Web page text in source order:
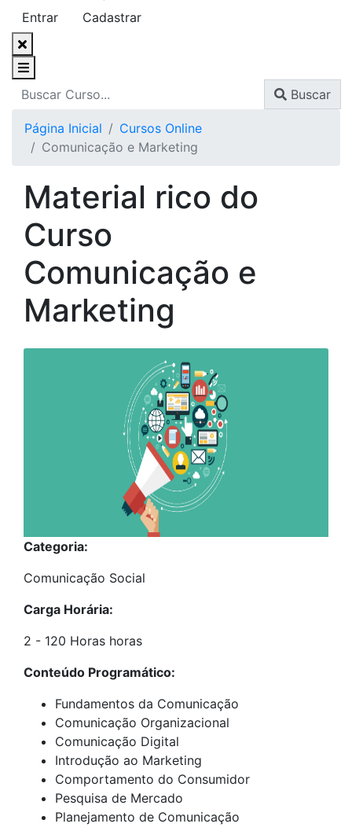
Entrar
Cadastrar
Buscar
Página Inicial
Cursos Online
Comunicação e Marketing
Material rico do
Curso
Comunicação e
Marketing
Categoria:
Comunicação Social
Carga Horária:
2 - 120 Horas horas
Conteúdo Programático:
Fundamentos da Comunicação
Comunicação Organizacional
Comunicação Digital
Introdução ao Marketing
Comportamento do Consumidor
Pesquisa de Mercado
Planejamento de Comunicação